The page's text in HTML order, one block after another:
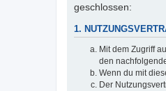
geschlossen:
1.
Mit dem Zugriff
den
Wenn du mit
Der